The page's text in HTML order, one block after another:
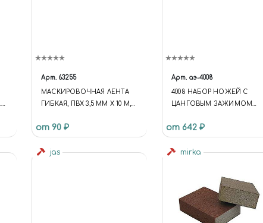
Арт. 63255
МАСКИРОВОЧНАЯ ЛЕНТА
ГИБКАЯ, ПВХ 3,5 ММ Х 10 М,
от 90 ₽
Арт. аэ-4008
4008 НАБОР НОЖЕЙ С
ЦАНГОВЫМ ЗАЖИМОМ
ПРЕДМЕТОВ
от 642 ₽
jas mirka